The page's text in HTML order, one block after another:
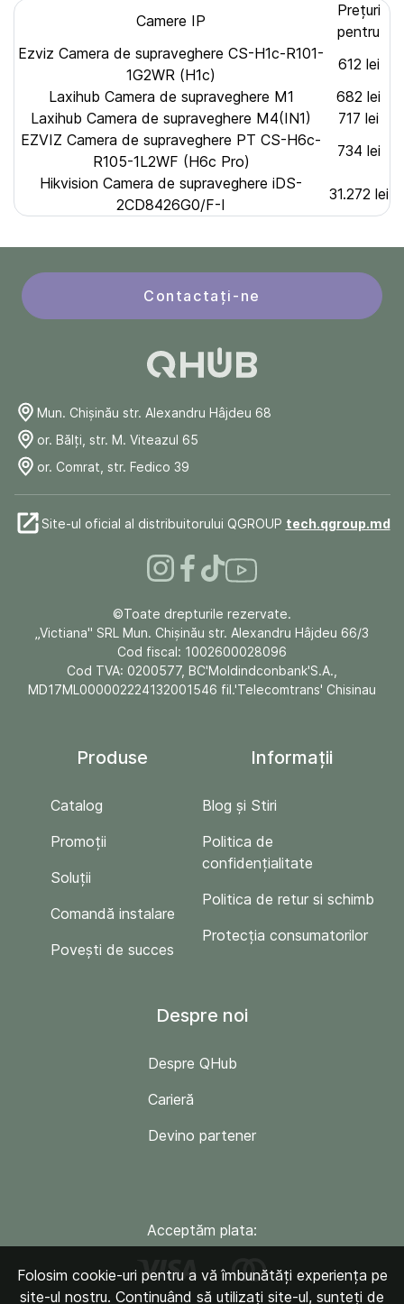
Camere IP
Prețuri
pentru
Ezviz Camera de supraveghere CS-H1c-R101-
1G2WR (H1c)
612 lei
Laxihub Camera de supraveghere M1
682 lei
Laxihub Camera de supraveghere M4(IN1)
717 lei
EZVIZ Camera de supraveghere PT CS-H6c-
R105-1L2WF (H6c Pro)
734 lei
Hikvision Camera de supraveghere iDS-
2CD8426G0/F-I
31.272 lei
Contactați-ne
Mun. Chişinău str. Alexandru Hâjdeu 68
or. Bălți, str. M. Viteazul 65
or. Comrat, str. Fedico 39
Site-ul oficial al distribuitorului QGROUP tech.qgroup.md
©Toate drepturile rezervate.
„Victiana" SRL Mun. Chişinău str. Alexandru Hâjdeu 66/3
Cod fiscal: 1002600028096
Cod TVA: 0200577, BC'Moldindconbank'S.A.,
MD17ML000002224132001546 fil.'Telecomtrans' Chisinau
Produse
Catalog
Promoții
Soluții
Comandă instalare
Povești de succes
Informații
Blog și Stiri
Politica de
confidențialitate
Politica de retur si schimb
Protecția consumatorilor
Despre noi
Despre QHub
Carieră
Devino partener
Acceptăm plata:
Folosim cookie-uri pentru a vă îmbunătăți experiența pe
site-ul nostru. Continuând să utilizați site-ul, sunteți de